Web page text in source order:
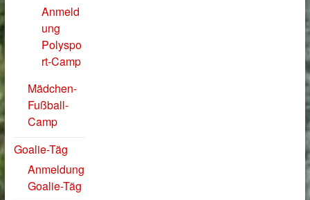
Anmeld
ung
Polyspo
rt-Camp
Mädchen-
Fußball-
Camp
Goalie-Täg
Anmeldung
Goalie-Täg